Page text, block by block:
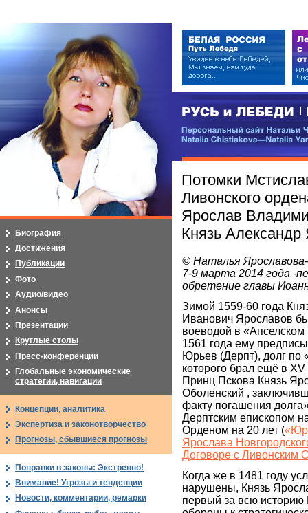
РУСЬ и ЛЕБЕДИ | RUSI —
Персональный сайт Натальи
Потомки
Ливонского
Ярослав
Князь Александр
© Наталья
7-9 марта 2014 года -
обретение главы
Зимой 1559-60 года
Иванович Ярославов
воеводой в «Апселском
1561 года ему
Юрьев (Дерпт), долг по
которого брал ещё в
Принц Пскова Князь
Оболенский ,
факту погашения
Дерптским епископом
Орденом на 20 лет (
Ярослава
Договоре с Ливонским
Когда же в 1481 году
нарушены, Князь
первый за всю историю
Биография
Достижения
Публикации
Фото
Аудио/видео
Анонсы
Презентации
Круглые столы
Пресс-конференции
Глобальные экономические
стратегии, навигации
Концепции, аналитика
Экспертиза и законотворчество
Прогнозы, сбывшиеся прогнозы
Поправки в законы: Экстренно!
Внимание! Угрозы и тенденции
Новости, комментарии, ремарки